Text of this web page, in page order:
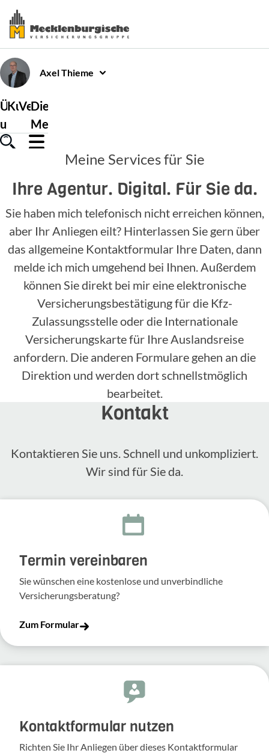
AxelThieme
Über
uns
Kundenservice
Versicherungen
Die
Mecklenburgische
Meine Services für Sie
Ihre Agentur. Digital. Für Sie da.
Sie haben mich telefonisch nicht erreichen können,
aber Ihr Anliegen eilt? Hinterlassen Sie gern über
das allgemeine Kontaktformular Ihre Daten, dann
melde ich mich umgehend bei Ihnen. Außerdem
können Sie direkt bei mir eine elektronische
Versicherungsbestätigung für die Kfz-
Zulassungsstelle oder die Internationale
Versicherungskarte für Ihre Auslandsreise
anfordern. Die anderen Formulare gehen an die
Direktion und werden dort schnellstmöglich
bearbeitet.
Kontakt
Kontak­tieren Sie uns. Schnell und unkom­pli­ziert.
Wir sind für Sie da.
Termin vereinbaren
Sie wünschen eine kostenlose und unverbindliche
Versicherungsberatung?
Zum Formular
Kontakt­for­mular nutzen
Richten Sie Ihr Anliegen über dieses Kontakt­for­mular